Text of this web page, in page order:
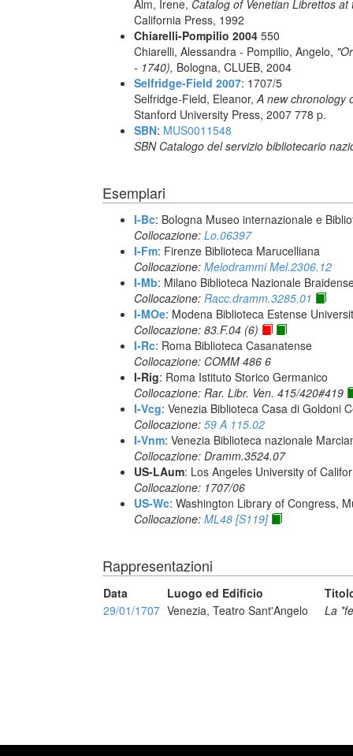
Alm, Irene, Catalog of Venetian Librettos
California Press, 1992
Chiarelli-Pompilio 2004 550
Chiarelli, Alessandra - Pompilio, Angelo,
- 1740), Bologna, CLUEB, 2004
Selfridge-Field 2007: 1707/5
Selfridge-Field, Eleanor,A new chronology
Stanford University Press, 2007 778 p.
SBN: MUS0011548
SBN Catalogo del servizio bibliotecario
Esemplari
I-Bc: Bologna Museo internazionale e
Collocazione: Lo.06397
I-Fm: Firenze Biblioteca Marucelliana
Collocazione: Melodrammi Mel.2306.12
I-Mb: Milano Biblioteca Nazionale
Collocazione: Racc.dramm.3285.01
I-MOe: Modena Biblioteca Estense
Collocazione: 83.F.04 (6)
I-Rc: Roma Biblioteca Casanatense
Collocazione: COMM 486 6
I-Rig: Roma Istituto Storico Germanico
Collocazione: Rar. Libr. Ven. 415/420#419
I-Vcg: Venezia Biblioteca Casa di Goldoni
Collocazione: 59 A 115.02
I-Vnm: Venezia Biblioteca nazionale
Collocazione: Dramm.3524.07
US-LAum: Los Angeles University of
Collocazione: 1707/06
US-Wc: Washington Library of Congress,
Collocazione: ML48 [S119]
Rappresentazioni
Data Luogo ed Edificio
29/01/1707 Venezia, Teatro Sant'Angelo La